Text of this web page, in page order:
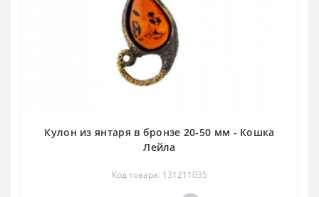
Кулон из янтаря в бронзе 20-50 мм - Кошка
Лейла
Код товара: 131211035